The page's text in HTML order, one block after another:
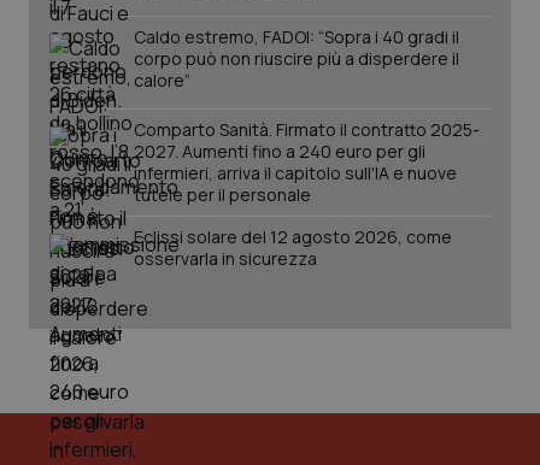
Caldo estremo, FADOI: “Sopra i 40 gradi il
corpo può non riuscire più a disperdere il
calore”
Comparto Sanità. Firmato il contratto 2025-
2027. Aumenti fino a 240 euro per gli
infermieri, arriva il capitolo sull'IA e nuove
tutele per il personale
Eclissi solare del 12 agosto 2026, come
osservarla in sicurezza